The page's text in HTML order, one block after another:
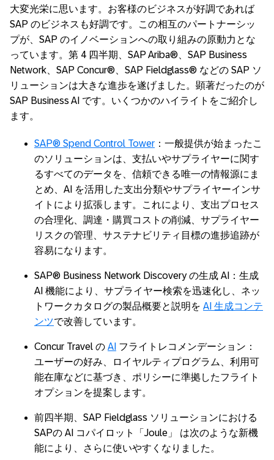
大変光栄に思います。お客様のビジネスが好調であれば
SAP のビジネスも好調です。この相互のパートナーシッ
プが、SAP のイノベーションへの取り組みの原動力とな
っています。第 4 四半期、SAP Ariba®、SAP Business
Network、SAP Concur®、SAP Fieldglass® などの SAP ソ
リューションは大きな進歩を遂げました。顕著だったのが
SAP Business AI です。いくつかのハイライトをご紹介し
ます。
SAP® Spend Control Tower ：一般提供が始まったこ
のソリューションは、支払いやサプライヤーに関す
るすべてのデータを、信頼できる唯一の情報源にま
とめ、AI を活用した支出分類やサプライヤーインサ
イトにより拡張します。これにより、支出プロセス
の合理化、調達・購買コストの削減、サプライヤー
リスクの管理、サステナビリティ目標の進捗追跡が
容易になります。
SAP® Business Network Discovery の生成 AI：生成
AI 機能により、サプライヤー検索を迅速化し、ネッ
トワークカタログの製品概要と説明を AI 生成コンテ
ンツで改善しています。
Concur Travel の AI フライトレコメンデーション：
ユーザーの好み、ロイヤルティプログラム、利用可
能在庫などに基づき、ポリシーに準拠したフライト
オプションを提案します。
前四半期、SAP Fieldglass ソリューションにおける
SAPの AI コパイロット「Joule」 は次のような新機
能により、さらに使いやすくなりました。